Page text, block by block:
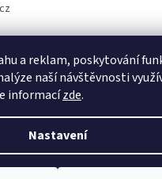
a reklam, poskytování
naší návštěvnosti
informacízde.
Nastavení
. Všechna práva